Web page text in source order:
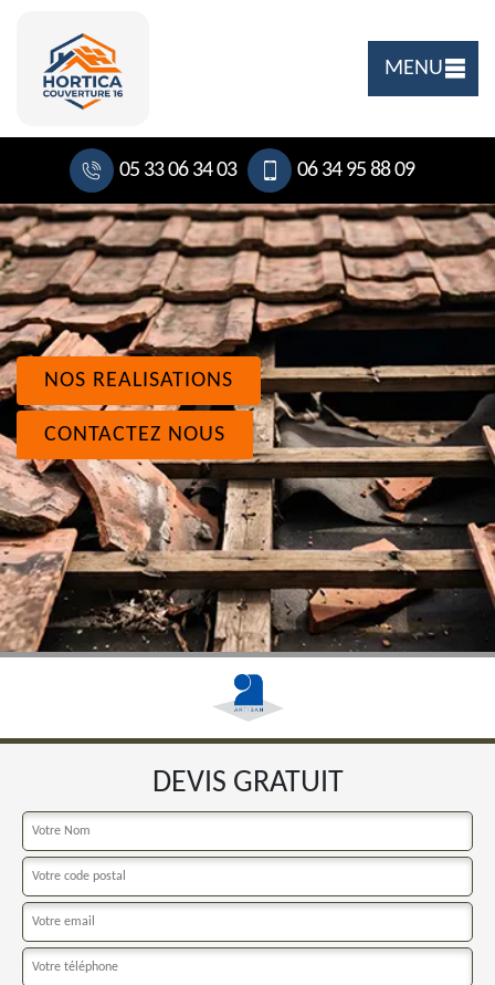
MENU
05 33 06 34 03 06 34 95 88 09
NOS REALISATIONS
CONTACTEZ NOUS
DEVIS GRATUIT